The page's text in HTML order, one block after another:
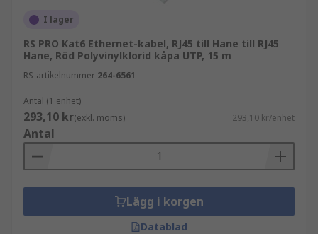
I lager
RS PRO Kat6 Ethernet-kabel, RJ45 till Hane till RJ45
Hane, Röd Polyvinylklorid kåpa UTP, 15 m
RS-artikelnummer 264-6561
Antal (1 enhet)
293,10 kr(exkl. moms) 293,10 kr/enhet
Antal
Lägg i korgen
Datablad